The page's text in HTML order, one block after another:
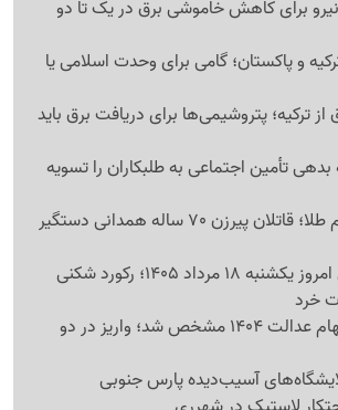
برای کاهش خاموشی برق در یک تا دو
و پاکستان؛ گامی برای وحدت اسلامی یا
ترکیه؛ پتروشیمی‌ها برای دریافت برق باید
تأمین اجتماعی به طلبکاران را تسویه
جنایت برای 50 گرم طلا؛ قاتلان پیرزن 70 ساله همدانی دستگیر
آخرین اخبار بورس امروز یکشنبه 18 مرداد 1405؛ رکورد شکنی
خرد
زمان واریز سود سهام عدالت 1404 مشخص شد؛ واریز در دو
آسیب‌دیده پارس جنوبی